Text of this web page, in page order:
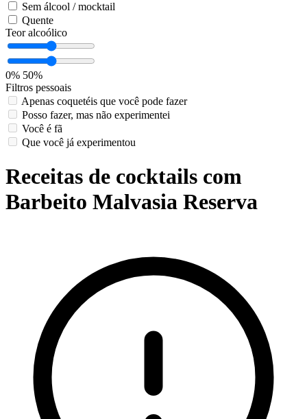
Sem álcool / mocktail
Quente
Teor alcoólico
0% 50%
Filtros pessoais
Apenas coquetéis que você pode fazer
Posso fazer, mas não experimentei
Você é fã
Que você já experimentou
Receitas de cocktails com
Barbeito Malvasia Reserva